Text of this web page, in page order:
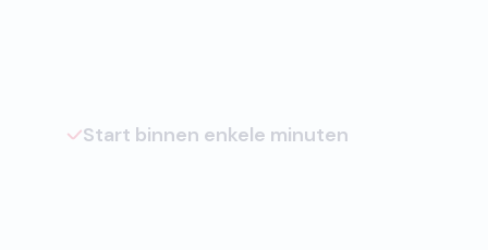
Start binnen enkele minuten